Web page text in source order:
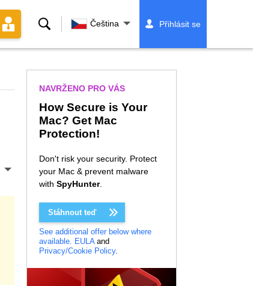
VyhledáváníČeština Přihlásit se
NAVRŽENO PRO VÁS
How Secure is Your
Mac? Get Mac
Protection!
Don't risk your security. Protect
your Mac & prevent malware
with SpyHunter.
Stáhnout teď
See additional offer below where
available. EULAand
Privacy/Cookie Policy.